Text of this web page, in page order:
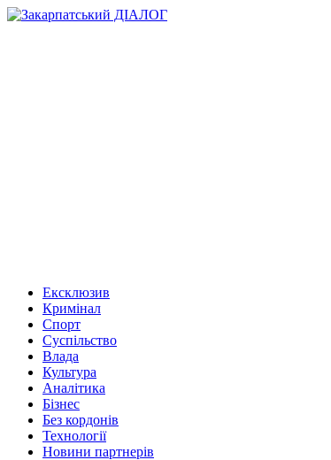
Ексклюзив
Кримінал
Спорт
Суспільство
Влада
Культура
Аналітика
Бізнес
Без кордонів
Технології
Новини партнерів